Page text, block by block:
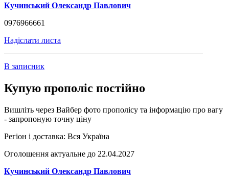
Кучинський Олександр Павлович
0976966661
Надіслати листа
В записник
Купую прополіс постійно
Вишліть через Вайбер фото прополісу та інформацію про вагу
- запропоную точну ціну
Регіон і доставка: Вся Україна
Оголошення актуальне до 22.04.2027
Кучинський Олександр Павлович